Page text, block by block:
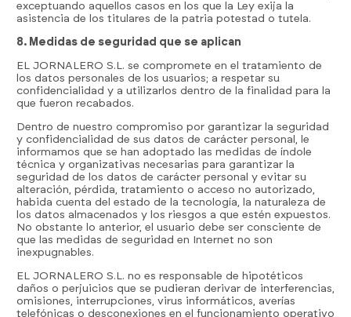
exceptuando aquellos casos en los que la Ley exija la
asistencia de los titulares de la patria potestad o tutela.
8. Medidas de seguridad que se aplican
EL JORNALERO S.L. se compromete en el tratamiento de
los datos personales de los usuarios; a respetar su
confidencialidad y a utilizarlos dentro de la finalidad para la
que fueron recabados.
Dentro de nuestro compromiso por garantizar la seguridad
y confidencialidad de sus datos de carácter personal, le
informamos que se han adoptado las medidas de índole
técnica y organizativas necesarias para garantizar la
seguridad de los datos de carácter personal y evitar su
alteración, pérdida, tratamiento o acceso no autorizado,
habida cuenta del estado de la tecnología, la naturaleza de
los datos almacenados y los riesgos a que estén expuestos.
No obstante lo anterior, el usuario debe ser consciente de
que las medidas de seguridad en Internet no son
inexpugnables.
EL JORNALERO S.L. no es responsable de hipotéticos
daños o perjuicios que se pudieran derivar de interferencias,
omisiones, interrupciones, virus informáticos, averías
telefónicas o desconexiones en el funcionamiento operativo